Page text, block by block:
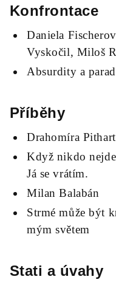
Konfrontace
Daniela
Vyskočil, Miloš
Absurdity a
Příběhy
Drahomíra
Když nikdo
Já se vrátím.
Milan Balabán
Strmé může být
mým světem
Stati a úvahy